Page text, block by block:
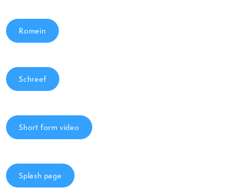
Romein
Schreef
Short form video
Splash page